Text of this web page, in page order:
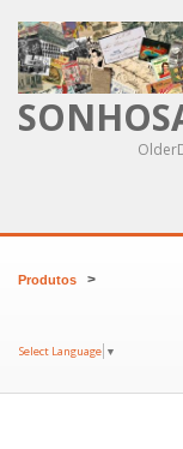
Produtos >
Select Language ▼